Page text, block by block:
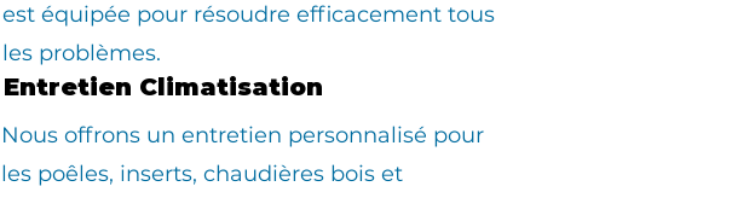
est équipée pour résoudre efficacement tous
les problèmes.
Entretien Climatisation
Nous offrons un entretien personnalisé pour
les poêles, inserts, chaudières bois et